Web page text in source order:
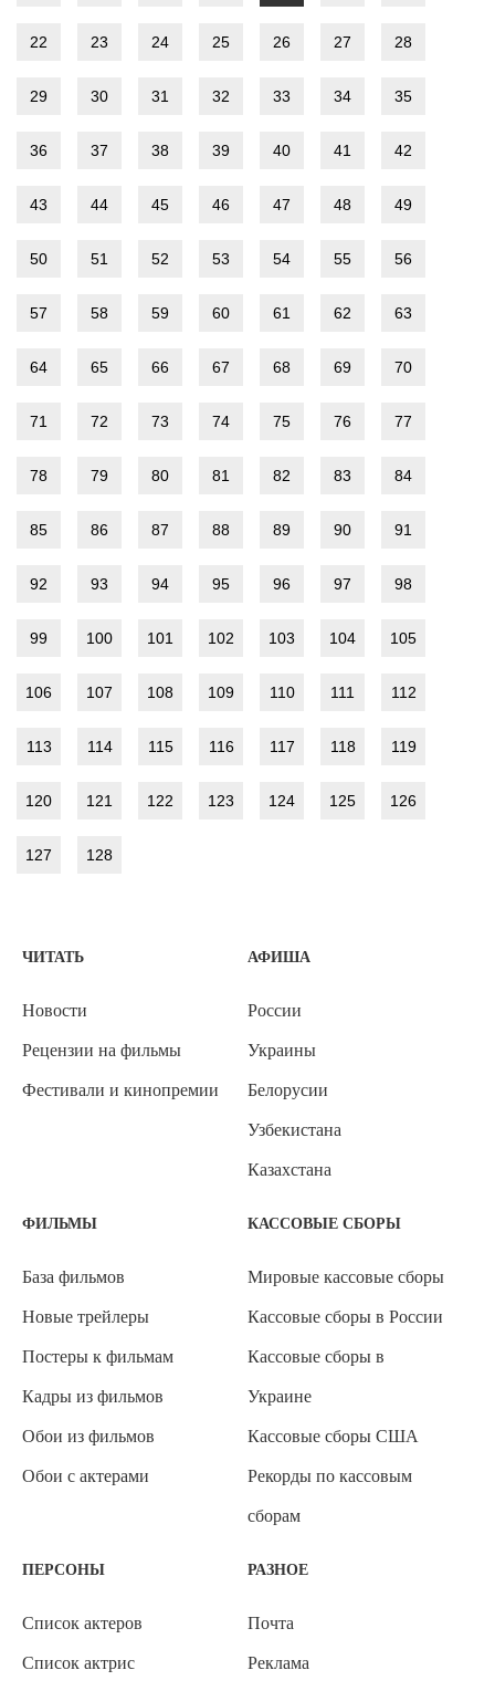
22 23 24 25 26 27 28
29 30 31 32 33 34 35
36 37 38 39 40 41 42
43 44 45 46 47 48 49
50 51 52 53 54 55 56
57 58 59 60 61 62 63
64 65 66 67 68 69 70
71 72 73 74 75 76 77
78 79 80 81 82 83 84
85 86 87 88 89 90 91
92 93 94 95 96 97 98
99 100 101 102 103 104 105
106 107 108 109 110 111 112
113 114 115 116 117 118 119
120 121 122 123 124 125 126
127 128
ЧИТАТЬ
Новости
Рецензии на фильмы
Фестивали и кинопремии
АФИША
России
Украины
Белорусии
Узбекистана
Казахстана
ФИЛЬМЫ
База фильмов
Новые трейлеры
Постеры к фильмам
Кадры из фильмов
Обои из фильмов
Обои с актерами
КАССОВЫЕ СБОРЫ
Мировые кассовые сборы
Кассовые сборы в России
Кассовые сборы в
Украине
Кассовые сборы США
Рекорды по кассовым
сборам
ПЕРСОНЫ
Список актеров
Список актрис
РАЗНОЕ
Почта
Реклама